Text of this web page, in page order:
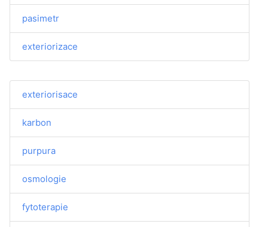
pasimetr
exteriorizace
exteriorisace
karbon
purpura
osmologie
fytoterapie